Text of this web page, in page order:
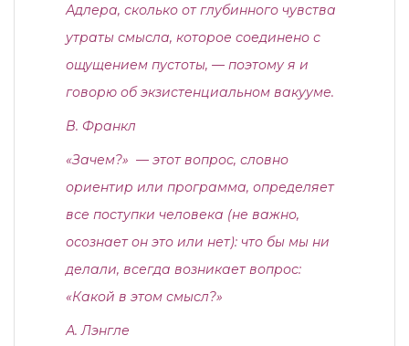
Адлера, сколько от глубинного чувства
утраты смысла, которое соединено с
ощущением пустоты, — поэтому я и
говорю об экзистенциальном вакууме.
В. Франкл
«Зачем?» — этот вопрос, словно
ориентир или программа, определяет
все поступки человека (не важно,
осознает он это или нет): что бы мы ни
делали, всегда возникает вопрос:
«Какой в этом смысл?»
А. Лэнгле